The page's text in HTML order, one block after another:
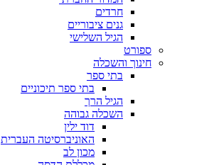
חרדים
גנים ציבוריים
הגיל השלישי
ספורט
חינוך והשכלה
בתי ספר
בתי ספר תיכוניים
הגיל הרך
השכלה גבוהה
דוד ילין
האוניברסיטה העברית
מכון לב